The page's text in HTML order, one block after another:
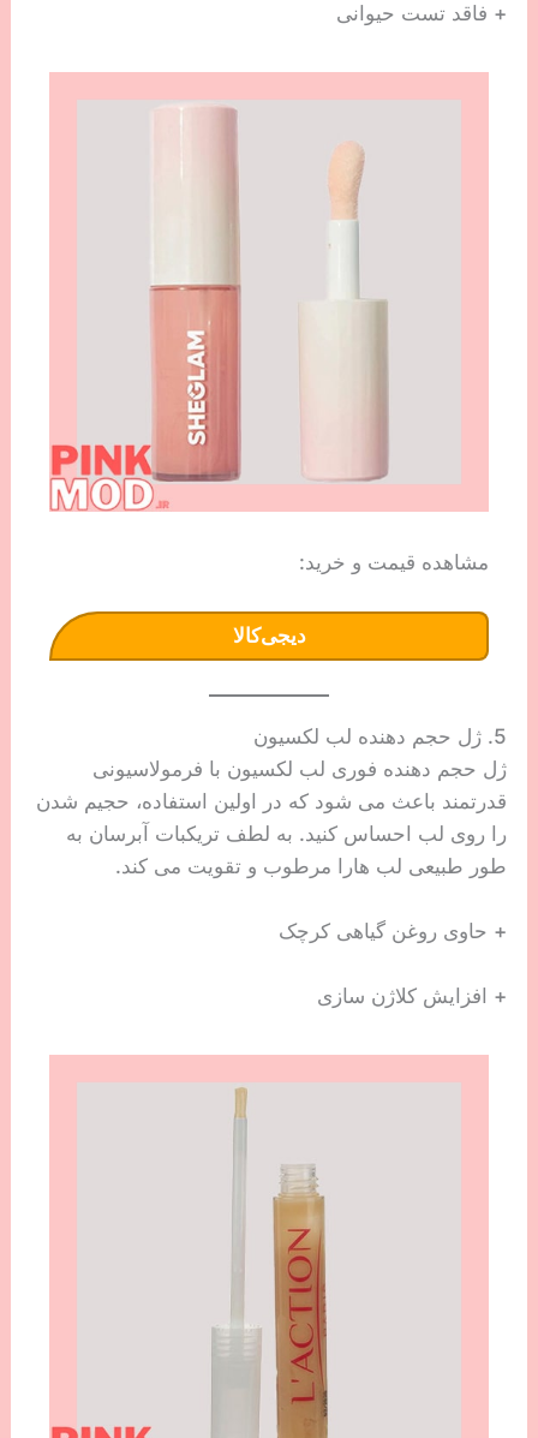
+ فاقد تست حیوانی
مشاهده قیمت و خرید:
دیجی‌کالا
5. ژل حجم دهنده لب لکسیون
ژل حجم دهنده فوری لب لکسیون با فرمولاسیونی
قدرتمند باعث می شود که در اولین استفاده، حجیم شدن
را روی لب احساس کنید. به لطف تریکبات آبرسان به
طور طبیعی لب هارا مرطوب و تقویت می کند.
+ حاوی روغن گیاهی کرچک
+ افزایش کلاژن سازی